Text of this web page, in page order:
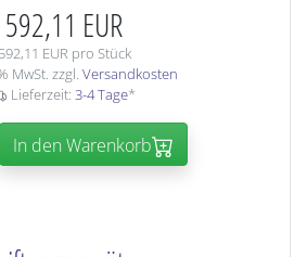
592,11 EUR
592,11 EUR pro Stück
MwSt. zzgl. Versandkosten
Lieferzeit: 3-4 Tage*
In den Warenkorb